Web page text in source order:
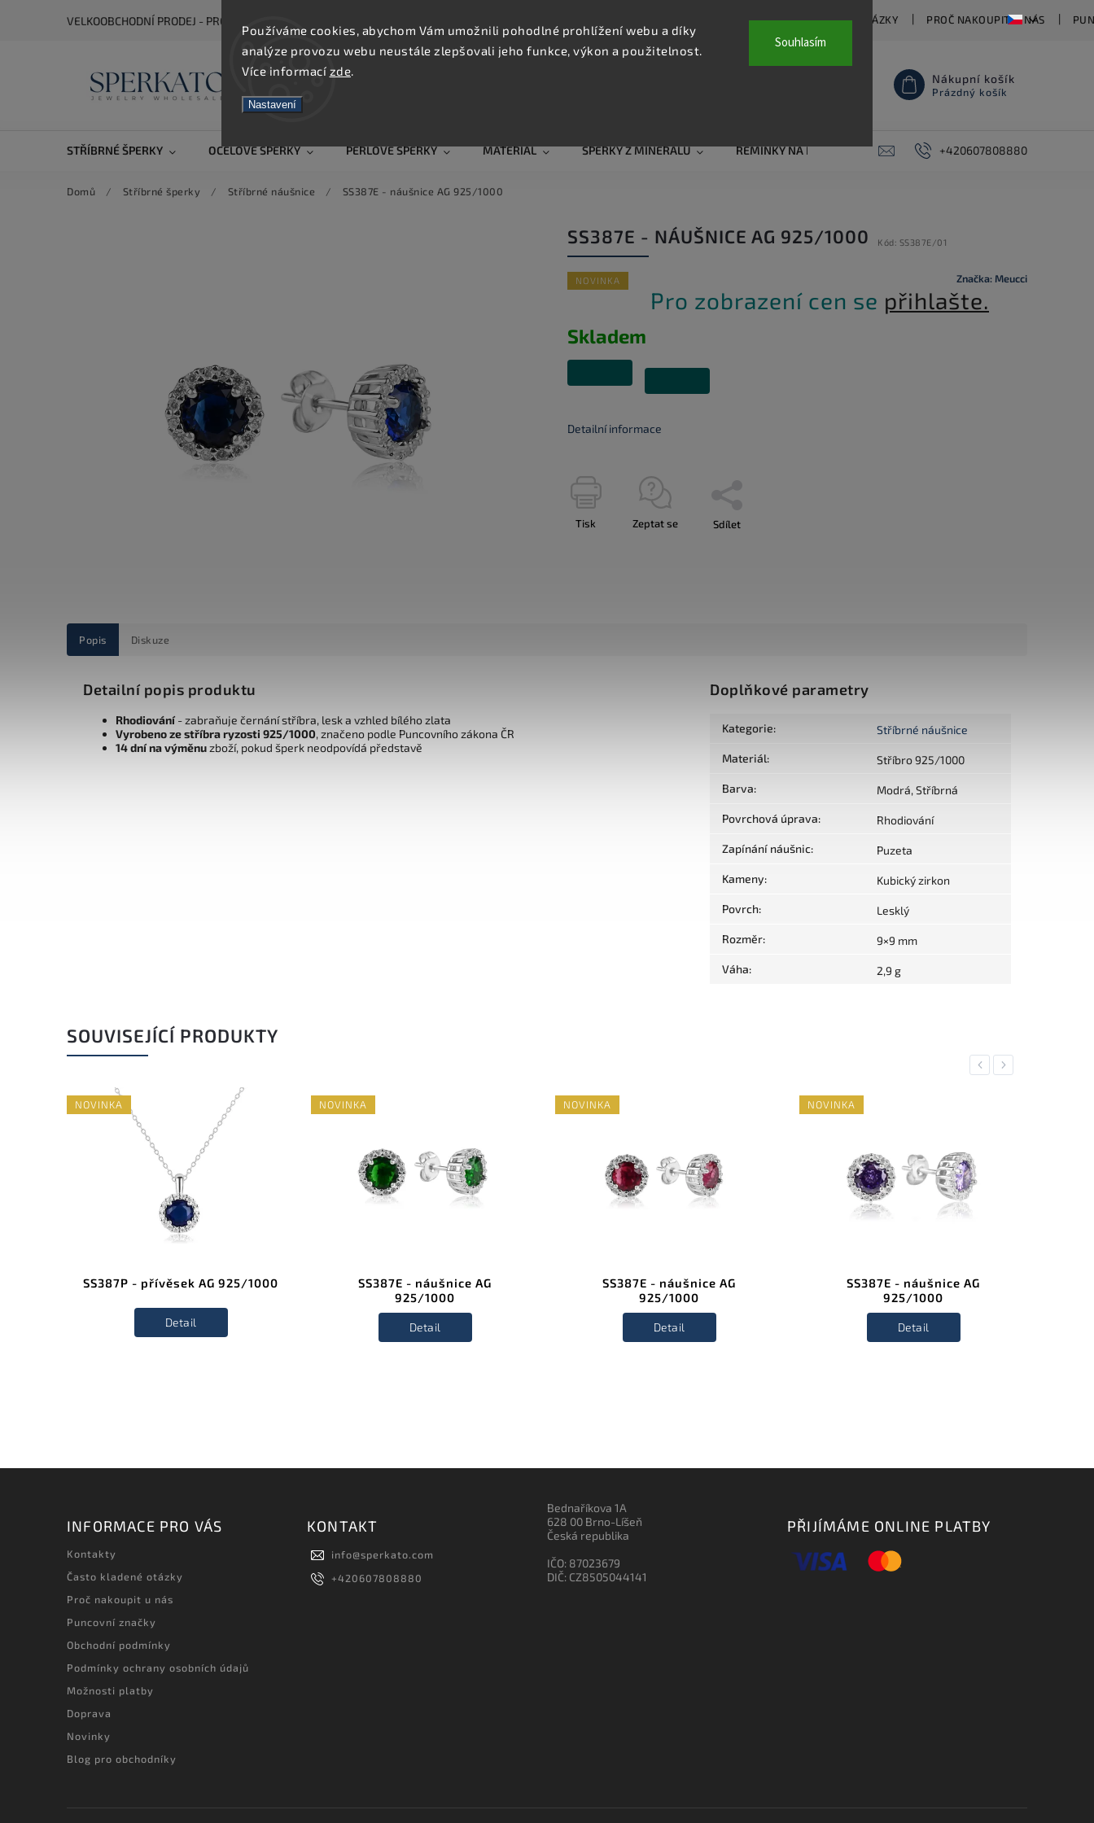
Používáme cookies, abychom Vám umožnili pohodlné prohlížení webu a díky
analýze provozu webu neustále zlepšovali jeho funkce, výkon a použitelnost.
Více informací zde.
Nastavení
Souhlasím
VELKOOBCHODNÍ PRODEJ - PRO ZOBRAZENÍ CEN SE REGISTRUJTE ČASTO KLADENÉ OTÁZKY PROČ NAKOUPIT U NÁS
Nákupní košík
Prázdný košík
STŘÍBRNÉ ŠPERKY OCELOVÉ ŠPERKY PERLOVÉ ŠPERKY MATERIÁL ŠPERKY Z MINERÁLŮ ŘEMÍNKY NA HODINKY AKCE PIERCING
+420607808880
Domů / Stříbrné šperky / Stříbrné náušnice / SS387E - náušnice AG 925/1000
SS387E - NÁUŠNICE AG 925/1000 Kód: SS387E/01
NOVINKA Značka: Meucci
Pro zobrazení cen se přihlašte.
Skladem
Detailní informace
Tisk Zeptat se Sdílet
Popis Diskuze
Detailní popis produktu
Rhodiování- zabraňuje černání stříbra, lesk a vzhled bílého zlata
Vyrobeno ze stříbra ryzosti 925/1000, značeno podle Puncovního zákona ČR
14 dní na výměnuzboží, pokud šperk neodpovídá představě
Doplňkové parametry
Kategorie: Stříbrné náušnice
Materiál: Stříbro 925/1000
Barva: Modrá, Stříbrná
Povrchová úprava: Rhodiování
Zapínání náušnic: Puzeta
Kameny: Kubický zirkon
Povrch: Lesklý
Rozměr: 9×9 mm
Váha: 2,9 g
SOUVISEJÍCÍ PRODUKTY
Previous
NOVINKA
SS387P - přívěsek AG 925/1000
Detail
NOVINKA
SS387E - náušnice AG
925/1000
Detail
NOVINKA
SS387E - náušnice AG
925/1000
Detail
NOVINKA
SS387E - náušnice AG
925/1000
Detail
Next
INFORMACE PRO VÁS
Kontakty
Často kladené otázky
Proč nakoupit u nás
Puncovní značky
Obchodní podmínky
Podmínky ochrany osobních údajů
Možnosti platby
Doprava
Novinky
Blog pro obchodníky
KONTAKT
info@sperkato.com
+420607808880
Bednaříkova 1A
628 00 Brno-Líšeň
Česká republika
IČO: 87023679
DIČ: CZ8505044141
PŘIJÍMÁME ONLINE PLATBY